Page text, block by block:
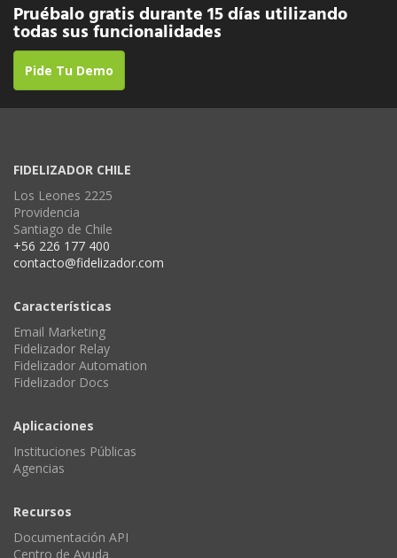
Pruébalo gratis durante 15 días utilizando
todas sus funcionalidades
Pide Tu Demo
FIDELIZADOR CHILE
Los Leones 2225
Providencia
Santiago de Chile
+56 226 177 400
contacto@fidelizador.com
Características
Email Marketing
Fidelizador Relay
Fidelizador Automation
Fidelizador Docs
Aplicaciones
Instituciones Públicas
Agencias
Recursos
Documentación API
Centro de Ayuda